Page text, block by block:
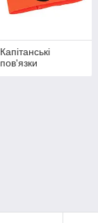
Капітанські
пов'язки